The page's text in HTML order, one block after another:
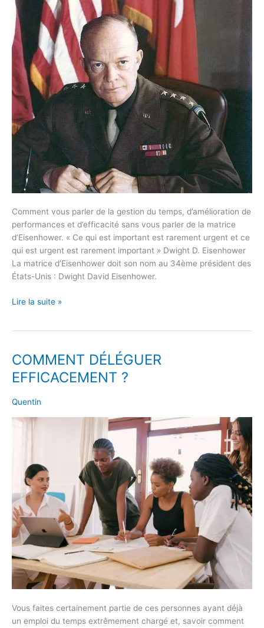
Comment vous parler de la gestion du temps, d’amélioration de
performances et d’efficacité sans vous parler de la matrice
d’Eisenhower. « Ce qui est important est rarement urgent et ce
qui est urgent est rarement important » Dwight D. Eisenhower
La matrice d’Eisenhower doit son nom au 34ème président des
États-Unis : Dwight David Eisenhower.
Lire la suite »
COMMENT DÉLÉGUER
EFFICACEMENT ?
Quentin
Vous faites certainement partie de ces personnes ayant déjà
un emploi du temps extrêmement chargé et, savoir comment
COMMENT
DÉLÉGUER
EFFICACEMENT